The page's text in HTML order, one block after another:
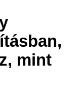
mint